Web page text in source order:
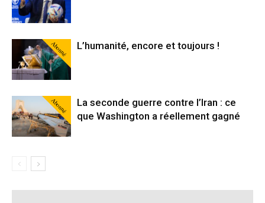
Abonné L’humanité, encore et toujours !
Abonné
La seconde guerre contre l’Iran : ce
que Washington a réellement gagné